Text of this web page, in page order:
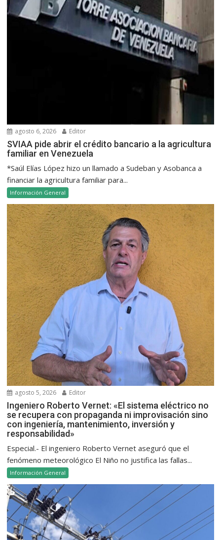
agosto 6, 2026 Editor
SVIAA pide abrir el crédito bancario a la agricultura
familiar en Venezuela
*Saúl Elías López hizo un llamado a Sudeban y Asobanca a
financiar la agricultura familiar para...
Información General
agosto 5, 2026 Editor
Ingeniero Roberto Vernet: «El sistema eléctrico no
se recupera con propaganda ni improvisación sino
con ingeniería, mantenimiento, inversión y
responsabilidad»
Especial.- El ingeniero Roberto Vernet aseguró que el
fenómeno meteorológico El Niño no justifica las fallas...
Información General